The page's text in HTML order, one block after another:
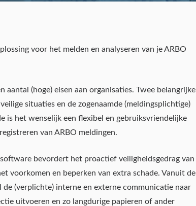
voor het melden en analyseren van je ARBO
aantal (hoge) eisen aan organisaties. Twee belangrijke
situaties en de zogenaamde (meldingsplichtige)
is het wenselijk een flexibel en gebruiksvriendelijke
van ARBO meldingen.
bevordert het proactief veiligheidsgedrag van
voorkomen en beperken van extra schade. Vanuit de
de (verplichte) interne en externe communicatie naar
uitvoeren en zo langdurige papieren of ander